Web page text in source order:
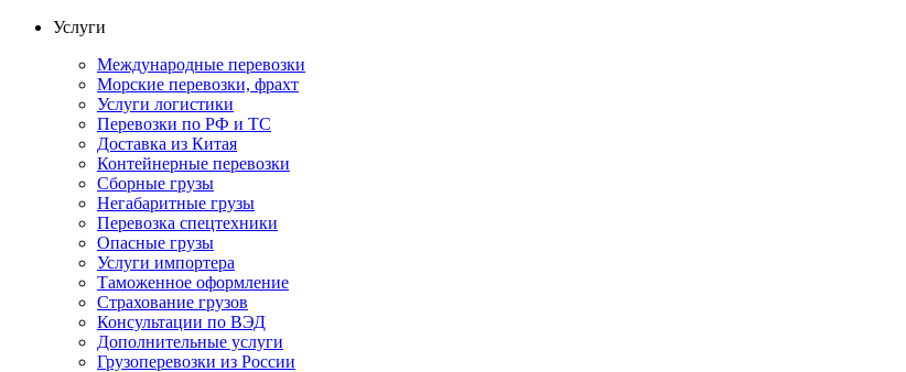
Услуги
Международные перевозки
Морские перевозки, фрахт
Услуги логистики
Перевозки по РФ и ТС
Доставка из Китая
Контейнерные перевозки
Сборные грузы
Негабаритные грузы
Перевозка спецтехники
Опасные грузы
Услуги импортера
Таможенное оформление
Страхование грузов
Консультации по ВЭД
Дополнительные услуги
Грузоперевозки из России